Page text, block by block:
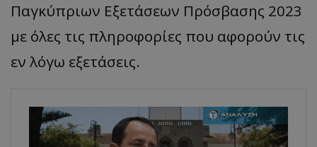
Παγκύπριων Εξετάσεων Πρόσβασης 2023
με όλες τις πληροφορίες που αφορούν τις
εν λόγω εξετάσεις.